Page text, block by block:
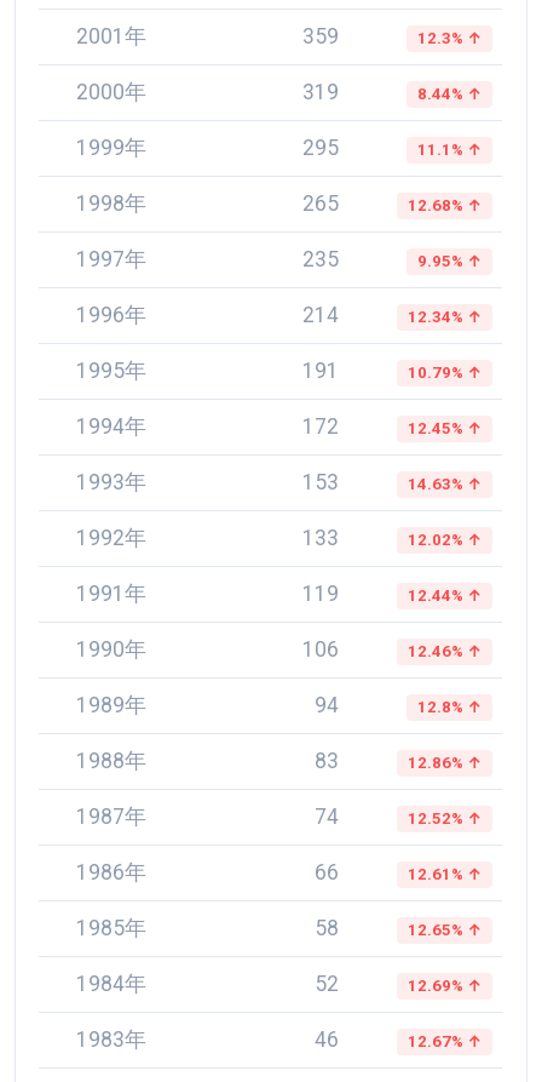
2001年 359 12.3% ↑
2000年 319 8.44% ↑
1999年 295 11.1% ↑
1998年 265 12.68% ↑
1997年 235 9.95% ↑
1996年 214 12.34% ↑
1995年 191 10.79% ↑
1994年 172 12.45% ↑
1993年 153 14.63% ↑
1992年 133 12.02% ↑
1991年 119 12.44% ↑
1990年 106 12.46% ↑
1989年 94 12.8% ↑
1988年 83 12.86% ↑
1987年 74 12.52% ↑
1986年 66 12.61% ↑
1985年 58 12.65% ↑
1984年 52 12.69% ↑
1983年 46 12.67% ↑